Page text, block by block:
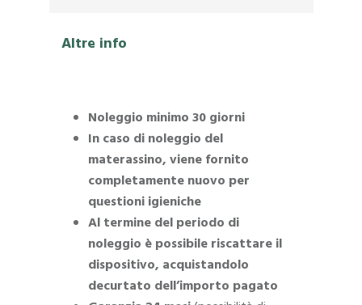
Altre info
Noleggio minimo 30 giorni
In caso di noleggio del
materassino, viene fornito
completamente nuovo per
questioni igieniche
Al termine del periodo di
noleggio è possibile riscattare il
dispositivo, acquistandolo
decurtato dell’importo pagato